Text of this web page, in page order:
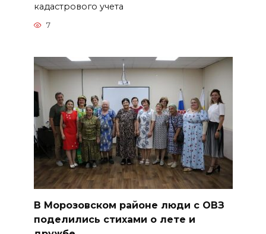
кадастрового учета
7
В Морозовском районе люди с ОВЗ
поделились стихами о лете и